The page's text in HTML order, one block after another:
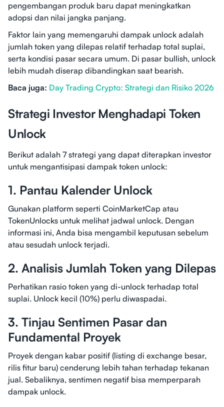
pengembangan produk baru dapat meningkatkan
adopsi dan nilai jangka panjang.
Faktor lain yang memengaruhi dampak unlock adalah
jumlah token yang dilepas relatif terhadap total suplai,
serta kondisi pasar secara umum. Di pasar bullish, unlock
lebih mudah diserap dibandingkan saat bearish.
Baca juga: Day Trading Crypto: Strategi dan Risiko 2026
Strategi Investor Menghadapi Token
Unlock
Berikut adalah 7 strategi yang dapat diterapkan investor
untuk mengantisipasi dampak token unlock:
1. Pantau Kalender Unlock
Gunakan platform seperti CoinMarketCap atau
TokenUnlocks untuk melihat jadwal unlock. Dengan
informasi ini, Anda bisa mengambil keputusan sebelum
atau sesudah unlock terjadi.
2. Analisis Jumlah Token yang Dilepas
Perhatikan rasio token yang di-unlock terhadap total
suplai. Unlock kecil (10%) perlu diwaspadai.
3. Tinjau Sentimen Pasar dan
Fundamental Proyek
Proyek dengan kabar positif (listing di exchange besar,
rilis fitur baru) cenderung lebih tahan terhadap tekanan
jual. Sebaliknya, sentimen negatif bisa memperparah
dampak unlock.